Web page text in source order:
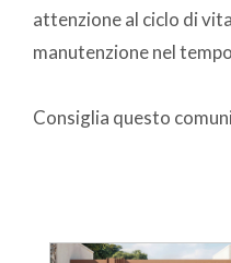
attenzione al ciclo di
manutenzione nel
Consiglia questo